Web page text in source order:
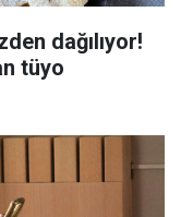
dağılıyor!
tüyo